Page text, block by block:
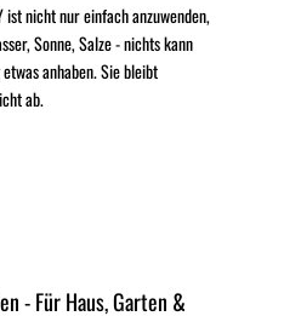
nicht nur einfach anzuwenden,
Sonne, Salze - nichts kann
anhaben. Sie bleibt
ab.
- Für Haus, Garten &